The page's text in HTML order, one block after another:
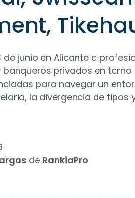
de junio en Alicante a
privados en
para navegar un
la divergencia de tipos
de RankiaPro